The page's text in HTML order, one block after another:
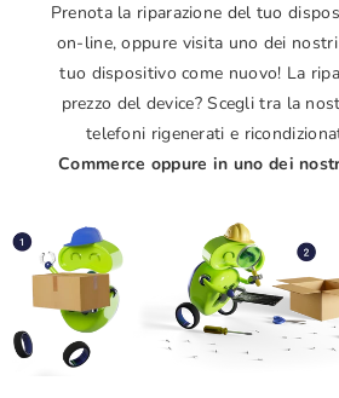
Prenota la riparazione del tuo
on-line, oppure visita uno dei
tuo dispositivo come nuovo! La
prezzo del device? Scegli tra la
telefoni rigenerati e
Commerce oppure in uno dei